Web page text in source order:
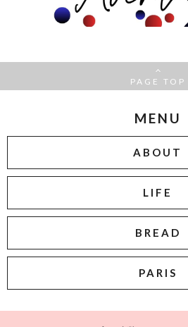
PAGE TOP
MENU
ABOUT
LIFE
BREAD
PARIS